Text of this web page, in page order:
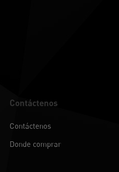
Contáctenos
Contáctenos
Donde comprar